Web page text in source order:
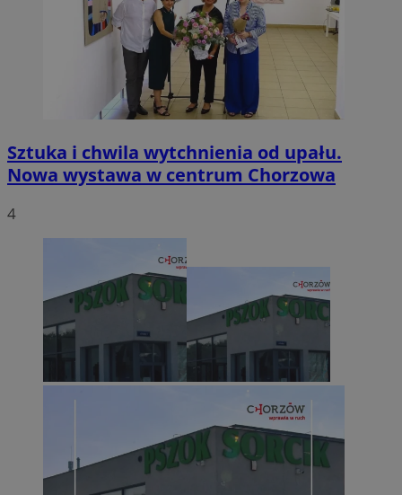
Sztuka i chwila wytchnienia od upału.
Nowa wystawa w centrum Chorzowa
4